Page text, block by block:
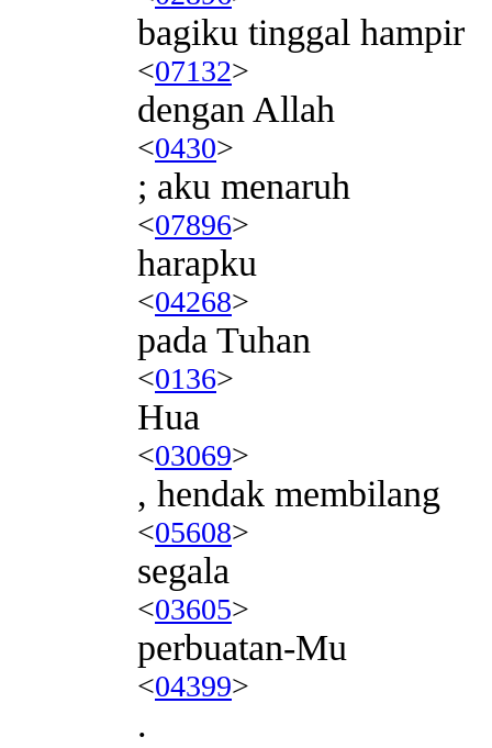
bagiku tinggal hampir
<07132>
dengan Allah
<0430>
; aku menaruh
<07896>
harapku
<04268>
pada Tuhan
<0136>
Hua
<03069>
, hendak membilang
<05608>
segala
<03605>
perbuatan-Mu
<04399>
.